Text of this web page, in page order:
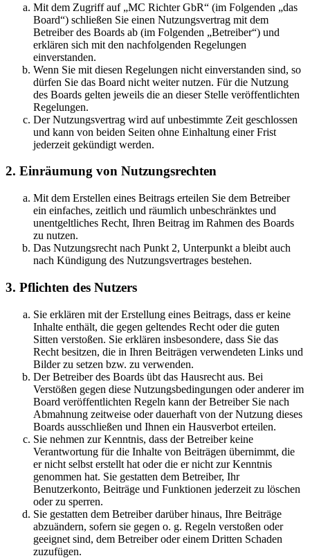
Mit dem Zugriff auf „MC Richter GbR“ (im Folgenden „das
Board“) schließen Sie einen Nutzungsvertrag mit dem
Betreiber des Boards ab (im Folgenden „Betreiber“) und
erklären sich mit den nachfolgenden Regelungen
einverstanden.
Wenn Sie mit diesen Regelungen nicht einverstanden sind, so
dürfen Sie das Board nicht weiter nutzen. Für die Nutzung
des Boards gelten jeweils die an dieser Stelle veröffentlichten
Regelungen.
Der Nutzungsvertrag wird auf unbestimmte Zeit geschlossen
und kann von beiden Seiten ohne Einhaltung einer Frist
jederzeit gekündigt werden.
2. Einräumung von Nutzungsrechten
Mit dem Erstellen eines Beitrags erteilen Sie dem Betreiber
ein einfaches, zeitlich und räumlich unbeschränktes und
unentgeltliches Recht, Ihren Beitrag im Rahmen des Boards
zu nutzen.
Das Nutzungsrecht nach Punkt 2, Unterpunkt a bleibt auch
nach Kündigung des Nutzungsvertrages bestehen.
3. Pflichten des Nutzers
Sie erklären mit der Erstellung eines Beitrags, dass er keine
Inhalte enthält, die gegen geltendes Recht oder die guten
Sitten verstoßen. Sie erklären insbesondere, dass Sie das
Recht besitzen, die in Ihren Beiträgen verwendeten Links und
Bilder zu setzen bzw. zu verwenden.
Der Betreiber des Boards übt das Hausrecht aus. Bei
Verstößen gegen diese Nutzungsbedingungen oder anderer im
Board veröffentlichten Regeln kann der Betreiber Sie nach
Abmahnung zeitweise oder dauerhaft von der Nutzung dieses
Boards ausschließen und Ihnen ein Hausverbot erteilen.
Sie nehmen zur Kenntnis, dass der Betreiber keine
Verantwortung für die Inhalte von Beiträgen übernimmt, die
er nicht selbst erstellt hat oder die er nicht zur Kenntnis
genommen hat. Sie gestatten dem Betreiber, Ihr
Benutzerkonto, Beiträge und Funktionen jederzeit zu löschen
oder zu sperren.
Sie gestatten dem Betreiber darüber hinaus, Ihre Beiträge
abzuändern, sofern sie gegen o. g. Regeln verstoßen oder
geeignet sind, dem Betreiber oder einem Dritten Schaden
zuzufügen.